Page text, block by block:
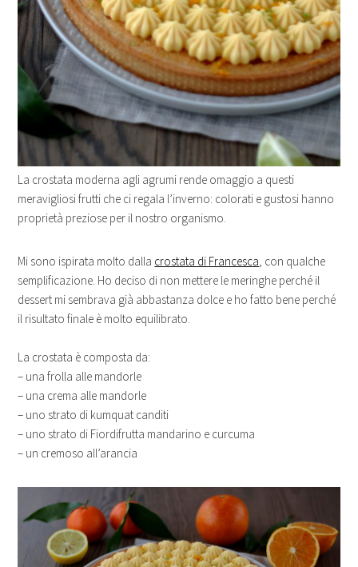
La crostata moderna agli agrumi rende omaggio a questi
meravigliosi frutti che ci regala l’inverno: colorati e gustosi hanno
proprietà preziose per il nostro organismo.
Mi sono ispirata molto dalla crostata di Francesca , con qualche
semplificazione. Ho deciso di non mettere le meringhe perché il
dessert mi sembrava già abbastanza dolce e ho fatto bene perché
il risultato finale è molto equilibrato.
La crostata è composta da:
– una frolla alle mandorle
– una crema alle mandorle
– uno strato di kumquat canditi
– uno strato di Fiordifrutta mandarino e curcuma
– un cremoso all’arancia